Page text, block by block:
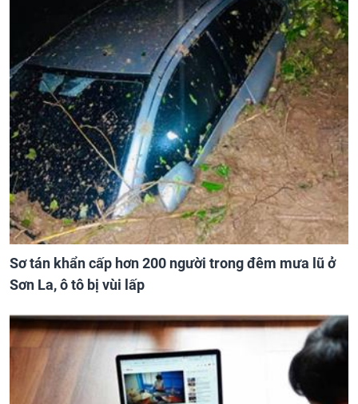
Sơ tán khẩn cấp hơn 200 người trong đêm mưa lũ ở
Sơn La, ô tô bị vùi lấp